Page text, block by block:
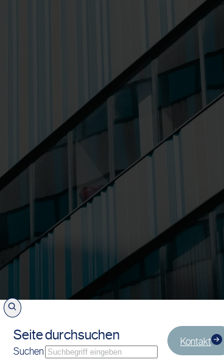
Seite durchsuchen
Suchen
Kontakt